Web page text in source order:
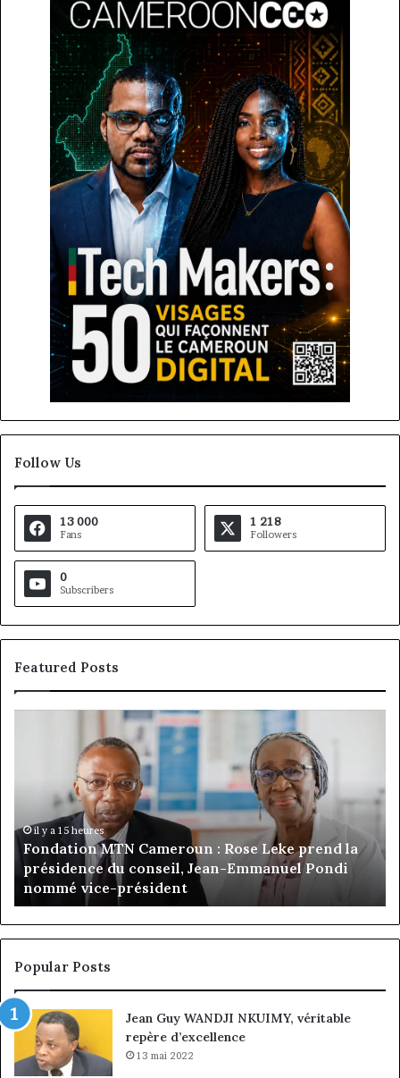
Follow Us
13 000
Fans
1 218
Followers
0
Subscribers
Featured Posts
prend
la
présidence
du
conseil,
Jean-
Emmanuel
Pondi
nommé
vice-
président
il y a 15 heures
Fondation MTN Cameroun : Rose Leke prend la
présidence du conseil, Jean-Emmanuel Pondi
nommé vice-président
de
la
Popular Posts
Jean Guy WANDJI NKUIMY, véritable
repère d’excellence
13 mai 2022